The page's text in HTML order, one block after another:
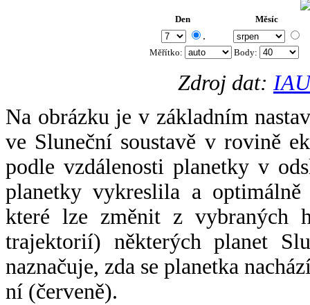
Den Měsíc
.
Měřítko: Body:
Zdroj dat:
Na obrázku je v základním
ve Sluneční soustavě v rovině
podle vzdálenosti planetky v
planetky vykreslila a
které lze změnit z vybraných
trajektorií) některých planet
naznačuje, zda se planetka
ní (červeně).